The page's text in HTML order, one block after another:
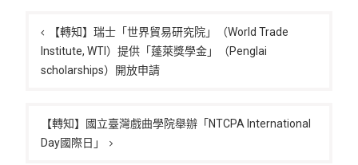
章
導
【轉知】瑞士「世界貿易研究院」（World Trade
Institute, WTI）提供「蓬萊獎學金」（Penglai
scholarships）開放申請
【轉知】國立臺灣戲曲學院舉辦「NTCPA International
Day國際日」